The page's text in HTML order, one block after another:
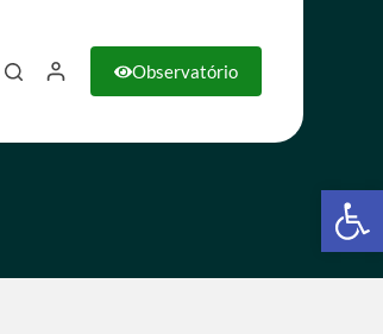
Observatório
Barra de Ferramentas Aberta